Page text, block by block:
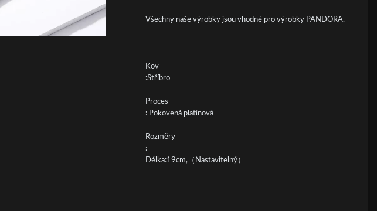
Všechny naše výrobky jsou vhodné pro výrobky PANDORA.
Kov
:Stříbro
Proces
: Pokovená platinová
Rozměry
:
Délka:19cm,（Nastavitelný）